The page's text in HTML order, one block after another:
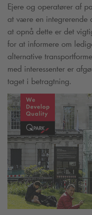
Ejere og operatører af
at være en integrerende
at opnå dette er det
for at informere om
alternative
med interessenter er
taget i betragtning.